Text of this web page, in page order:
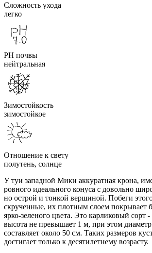
Сложность ухода
легко
PH почвы
нейтральная
Зимостойкость
зимостойкое
Отношение к свету
полутень, солнце
У туи западной Мики аккуратная крона,
ровного идеального конуса с довольно
но острой и тонкой вершиной. Побеги этого
скрученные, их плотным слоем покрывает
ярко-зеленого цвета. Это карликовый сорт
высота не превышает 1 м, при этом
составляет около 50 см. Таких размеров
достигает только к десятилетнему возрасту.